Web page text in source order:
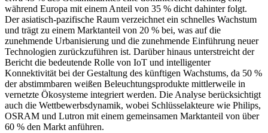
während Europa mit einem Anteil von 35 % dicht dahinter folgt.
Der asiatisch-pazifische Raum verzeichnet ein schnelles Wachstum
und trägt zu einem Marktanteil von 20 % bei, was auf die
zunehmende Urbanisierung und die zunehmende Einführung neuer
Technologien zurückzuführen ist. Darüber hinaus unterstreicht der
Bericht die bedeutende Rolle von IoT und intelligenter
Konnektivität bei der Gestaltung des künftigen Wachstums, da 50 %
der abstimmbaren weißen Beleuchtungsprodukte mittlerweile in
vernetzte Ökosysteme integriert werden. Die Analyse berücksichtigt
auch die Wettbewerbsdynamik, wobei Schlüsselakteure wie Philips,
OSRAM und Lutron mit einem gemeinsamen Marktanteil von über
60 % den Markt anführen.